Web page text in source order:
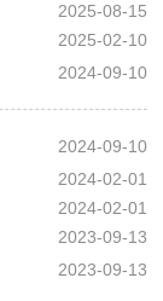
2025-08-15
2025-02-10
2024-09-10
2024-09-10
2024-02-01
2024-02-01
2023-09-13
2023-09-13